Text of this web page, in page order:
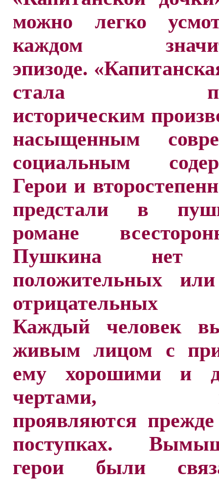
можно легко
каждом
эпизоде.
стала
историческим
насыщенным
социальным
Герои и
предстали в
романе
Пушкина нет
положительных
отрицательных
Каждый человек
живым лицом с
ему хорошими и
чертами,
проявляются
поступках.
герои были